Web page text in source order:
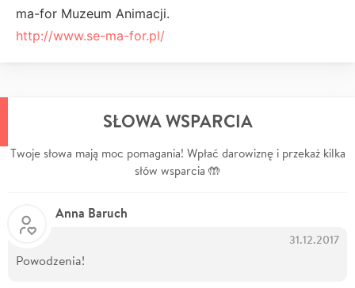
ma-for Muzeum Animacji.
http://www.se-ma-for.pl/
SŁOWA WSPARCIA
Twoje słowa mają moc pomagania! Wpłać darowiznę i przekaż kilka
słów wsparcia 🤲
Anna Baruch
31.12.2017
Powodzenia!